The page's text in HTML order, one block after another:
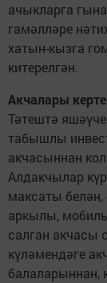
ачыкларга
гамәлләре
хатын-кызга
китерелгән.
Акчалары
Тәтештә
табышлы
акчасыннан
Алдакчылар
максаты
аркылы,
салган акчасы
күләмендәге
балаларыннан,